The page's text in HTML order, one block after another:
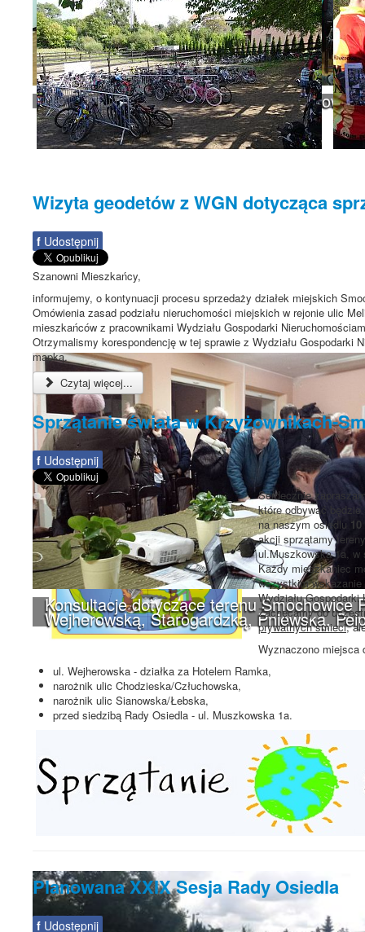
Spotkanie informacyjne w sprawie budowy
Konsultacje dotyczące terenu Smochowice
Wejherowską, Starogardzką, Pniewską,
Wizyta geodetów z WGN dotycząca
f Udostępnij
Szanowni Mieszkańcy,
informujemy, o kontynuacji procesu sprzedaży działek miejskich
Omówienia zasad podziału nieruchomości miejskich w rejonie ulic
mieszkańców z pracownikami Wydziału Gospodarki
Otrzymalismy korespondencję w tej sprawie z Wydziału Gospodarki
mapką.
Czytaj więcej...
Sprzątanie świata w Krzyżownikach-
f Udostępnij
Serdecznie
które odbywać
na naszym osiedlu
akcji sprzątamy
ul.Muszkowska 1a, w
Każdy mieszkaniec
wszystkim
Wydziału
Zachęcamy do
prywatnych śmieci,
Wyznaczono miejsca
ul. Wejherowska - działka za Hotelem Ramka,
narożnik ulic Chodzieska/Człuchowska,
narożnik ulic Sianowska/Łebska,
przed siedzibą Rady Osiedla - ul. Muszkowska 1a.
Planowana XXIX Sesja Rady Osiedla
f Udostępnij